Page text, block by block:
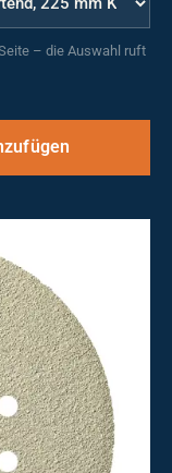
– die Auswahl ruft